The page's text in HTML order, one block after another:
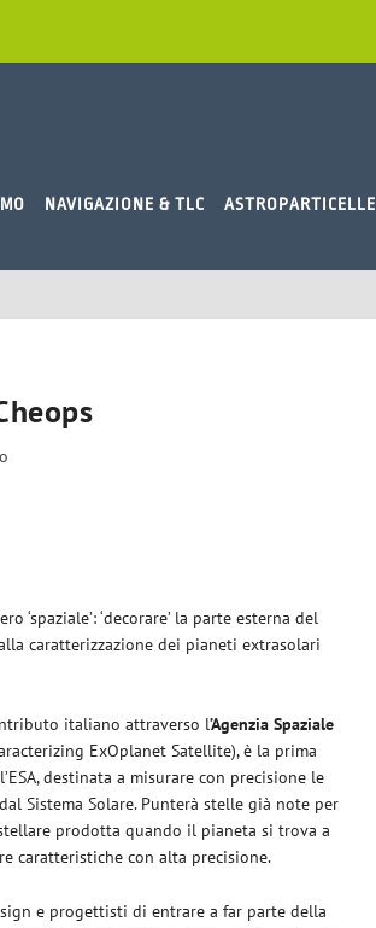
NAVIGAZIONE & TLC ASTROPARTICELLE
‘decorare’ la parte esterna del
caratterizzazione dei pianeti extrasolari
italiano attraverso l’Agenzia Spaziale
ExOplanet Satellite), è la prima
destinata a misurare con precisione le
Sistema Solare. Punterà stelle già note per
prodotta quando il pianeta si trova a
caratteristiche con alta precisione.
e progettisti di entrare a far parte della